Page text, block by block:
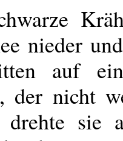
nieder
auf
der nicht
sie